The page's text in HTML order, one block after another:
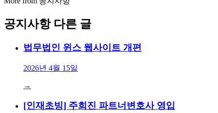
공지사항 다른 글
법무법인 윈스 웹사이트 개편
2026년 4월 15일
→
[인재초빙] 주희진 파트너변호사 영입